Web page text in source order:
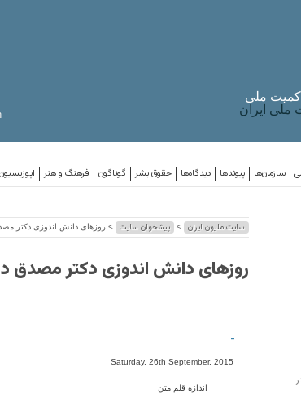
ملی
ایران
اپوزیسیون فرهنگ و هنر گوناگون حقوق بشر دیدگاه‌ها پیوندها سازمان‌ها
سایت ملیون ایران > پیشخوان سایت > روزهای دانش اندوزی دکتر
روزهای دانش اندوزی دکتر مصدق
-
Saturday, 26th September, 2015
اندازه قلم متن